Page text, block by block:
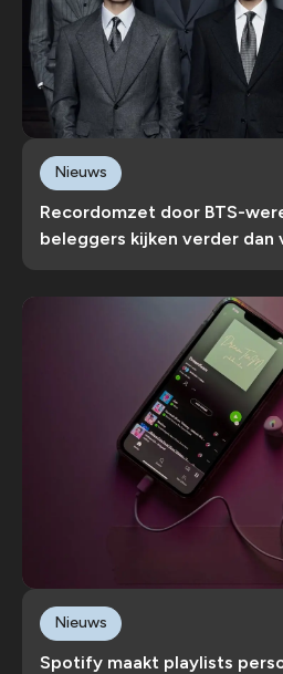
Recordomzet door BTS-
beleggers kijken verder dan
Nieuws
Spotify maakt playlists
Nieuws